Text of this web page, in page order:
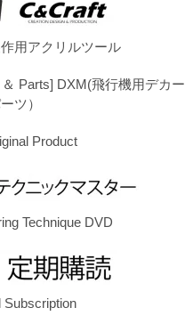
用アクリルツール
＆ Parts] DXM(飛行機用デカー
ツ）
Product
Technique DVD
Subscription